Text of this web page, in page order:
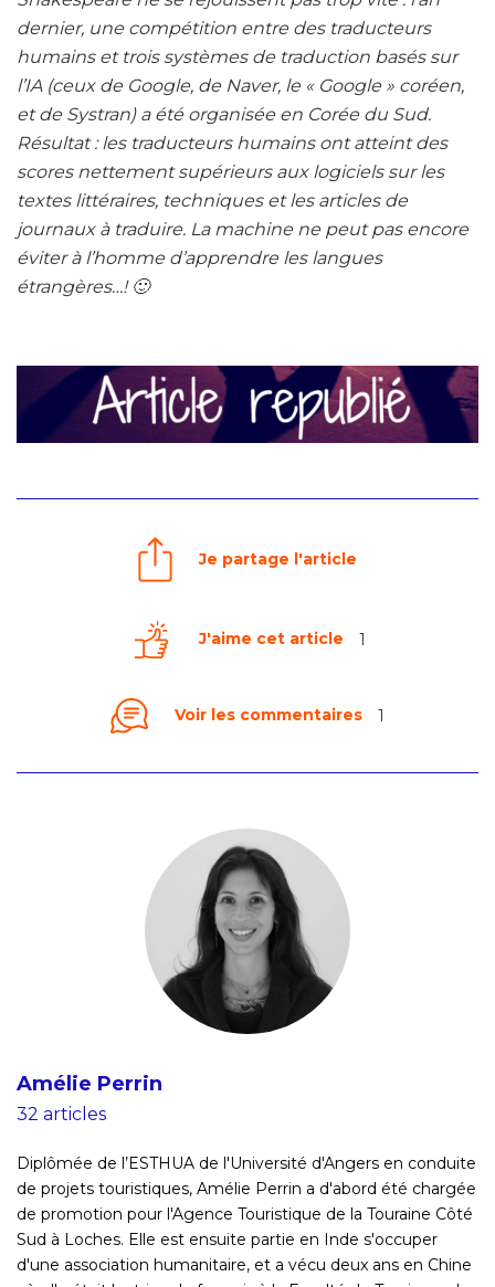
dernier, une compétition entre des traducteurs
humains et trois systèmes de traduction basés sur
l’IA (ceux de Google, de Naver, le « Google » coréen,
et de Systran) a été organisée en Corée du Sud.
Résultat : les traducteurs humains ont atteint des
scores nettement supérieurs aux logiciels sur les
textes littéraires, techniques et les articles de
journaux à traduire. La machine ne peut pas encore
éviter à l’homme d’apprendre les langues
étrangères…! 🙂
Je partage l'article
J'aime cet article 1
Voir les commentaires 1
Amélie Perrin
32 articles
Diplômée de l’ESTHUA de l'Université d'Angers en conduite
de projets touristiques, Amélie Perrin a d'abord été chargée
de promotion pour l'Agence Touristique de la Touraine Côté
Sud à Loches. Elle est ensuite partie en Inde s'occuper
d'une association humanitaire, et a vécu deux ans en Chine